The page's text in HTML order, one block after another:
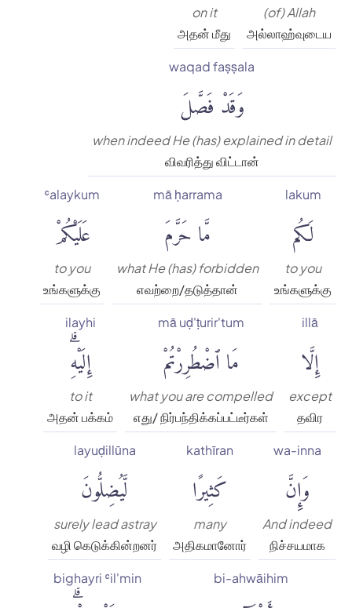
(of) Allah
அல்லாஹ்வுடைய
on it
அதன் மீது
waqad faṣṣala
وَقَدْ فَصَّلَ
when indeed He (has) explained in detail
விவரித்து விட்டான்
lakum
لَكُم
to you
உங்களுக்கு
mā ḥarrama
مَّا حَرَّمَ
what He (has) forbidden
எவற்றை/தடுத்தான்
ʿalaykum
عَلَيْكُمْ
to you
உங்களுக்கு
illā
إِلَّا
except
தவிர
mā uḍ'ṭurir'tum
مَا ٱضْطُرِرْتُمْ
what you are compelled
எது/ நிர்பந்திக்கப்பட்டீர்கள்
ilayhi
إِلَيْهِۗ
to it
அதன் பக்கம்
wa-inna
وَإِنَّ
And indeed
நிச்சயமாக
kathīran
كَثِيرًا
many
அதிகமானோர்
layuḍillūna
لَّيُضِلُّونَ
surely lead astray
வழி கெடுக்கின்றனர்
bi-ahwāihim
bighayri ʿil'min